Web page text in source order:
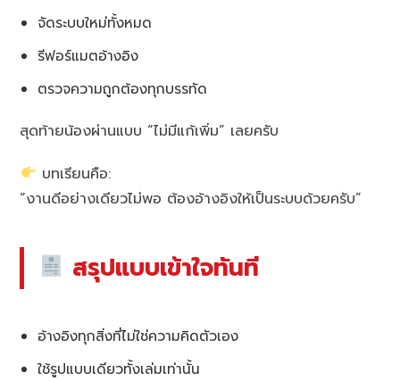
จัดระบบใหม่ทั้งหมด
รีฟอร์แมตอ้างอิง
ตรวจความถูกต้องทุกบรรทัด
สุดท้ายน้องผ่านแบบ “ไม่มีแก้เพิ่ม” เลยครับ
บทเรียนคือ:
“งานดีอย่างเดียวไม่พอ ต้องอ้างอิงให้เป็นระบบด้วยครับ”
สรุปแบบเข้าใจทันที
อ้างอิงทุกสิ่งที่ไม่ใช่ความคิดตัวเอง
ใช้รูปแบบเดียวทั้งเล่มเท่านั้น